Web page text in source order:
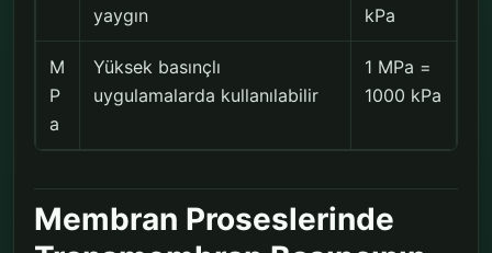
yaygın
kPa
M
P
a
Yüksek basınçlı
uygulamalarda kullanılabilir
1 MPa =
1000 kPa
Membran Proseslerinde